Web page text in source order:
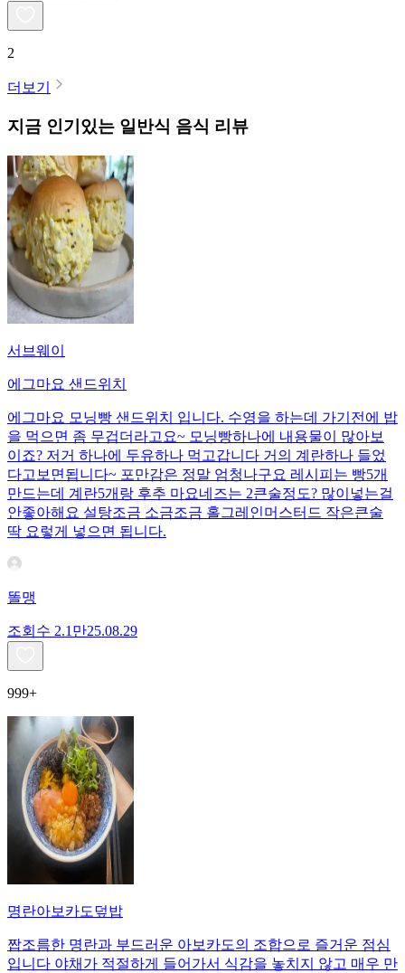
2
더보기
지금 인기있는 일반식 음식 리뷰
서브웨이
에그마요 샌드위치
에그마요 모닝빵 샌드위치 입니다. 수영을 하는데 가기전에 밥
을 먹으면 좀 무겁더라고요~ 모닝빵하나에 내용물이 많아보
이죠? 저거 하나에 두유하나 먹고갑니다 거의 계란하나 들었
다고보면됩니다~ 포만감은 정말 엄청나구요 레시피는 빵5개
만드는데 계란5개랑 후추 마요네즈는 2큰술정도? 많이넣는걸
안좋아해요 설탕조금 소금조금 홀그레인머스터드 작은큰술
딱 요렇게 넣으면 됩니다.
똘맹
조회수 2.1만25.08.29
999+
명란아보카도덮밥
짭조름한 명란과 부드러운 아보카도의 조합으로 즐거운 점심
입니다 야채가 적절하게 들어가서 식감을 놓치지 않고 매우 만